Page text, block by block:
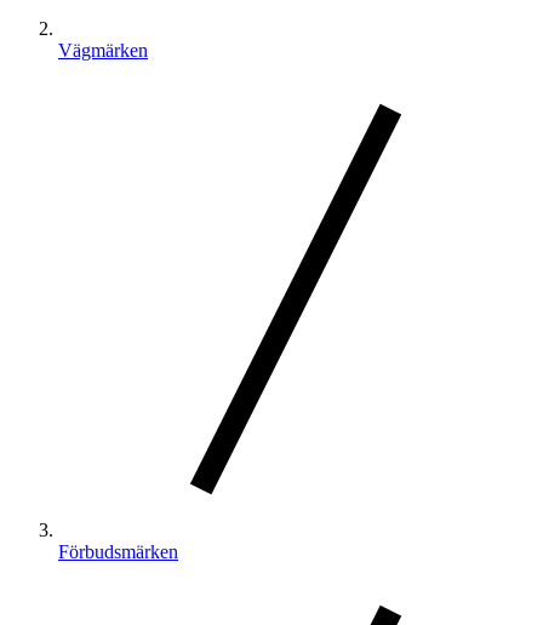
Vägmärken
Förbudsmärken